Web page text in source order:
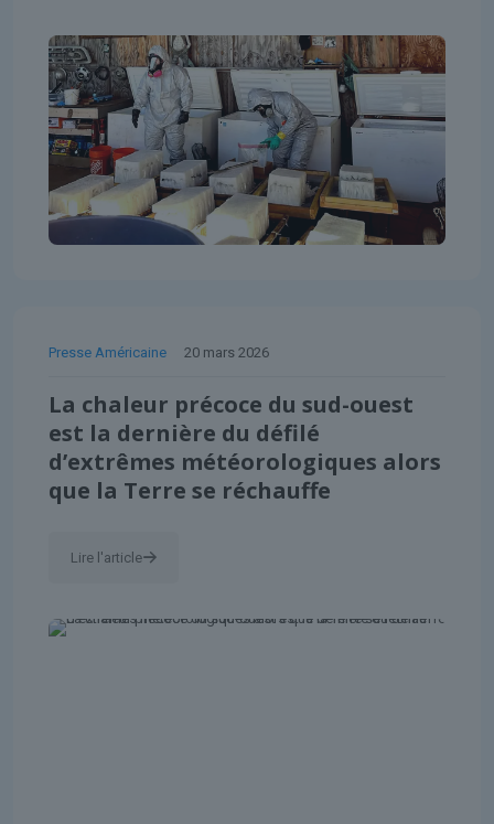
Presse Américaine 20 mars 2026
La chaleur précoce du sud-ouest
est la dernière du défilé
d’extrêmes météorologiques alors
que la Terre se réchauffe
Lire l'article